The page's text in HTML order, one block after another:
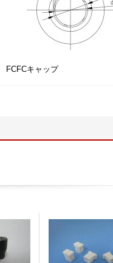
FCFCキャップ